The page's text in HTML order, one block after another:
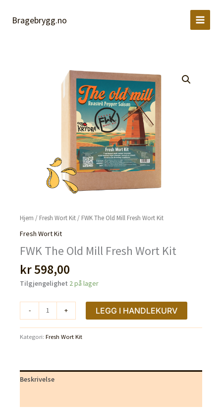
Bragebrygg.no
Hjem / Fresh Wort Kit/ FWK The Old Mill Fresh Wort Kit
Fresh Wort Kit
FWK The Old Mill Fresh Wort Kit
kr598,00
Tilgjengelighet 2 på lager
-
The
Old
Mill
Kit
+ LEGG I HANDLEKURV
Kategori: Fresh Wort Kit
Beskrivelse
Mill
Fresh